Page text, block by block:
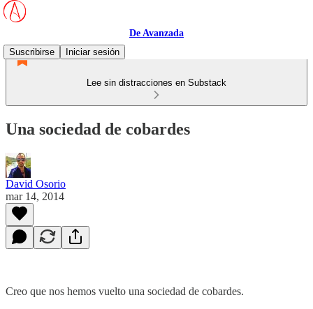
De Avanzada
Suscribirse
Iniciar sesión
Lee sin distracciones en Substack
Una sociedad de cobardes
David Osorio
mar 14, 2014
Creo que nos hemos vuelto una sociedad de cobardes.